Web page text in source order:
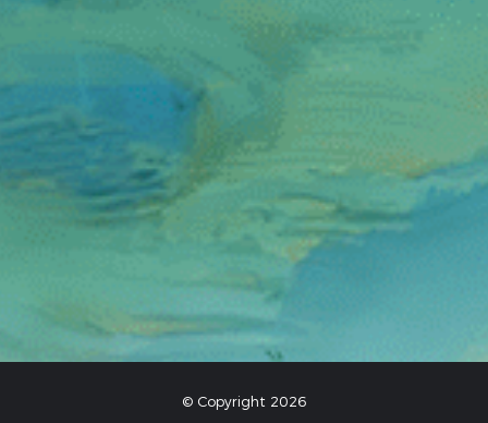
© Copyright 2026